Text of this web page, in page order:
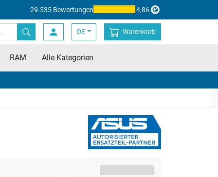
29.535 Bewertungen 4,86
DE Warenkorb
RAM Alle Kategorien